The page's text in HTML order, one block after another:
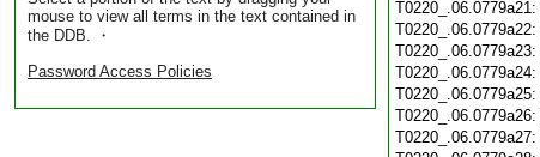
mouse to view all terms in the text contained in
the DDB. ・
Password Access Policies
T0220_.06.0779a21:
T0220_.06.0779a22:
T0220_.06.0779a23:
T0220_.06.0779a24:
T0220_.06.0779a25:
T0220_.06.0779a26:
T0220_.06.0779a27: